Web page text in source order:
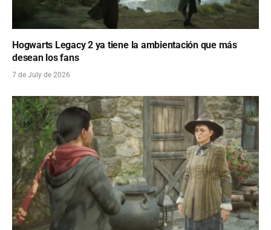
Hogwarts Legacy 2 ya tiene la ambientación que más
desean los fans
7 de July de 2026